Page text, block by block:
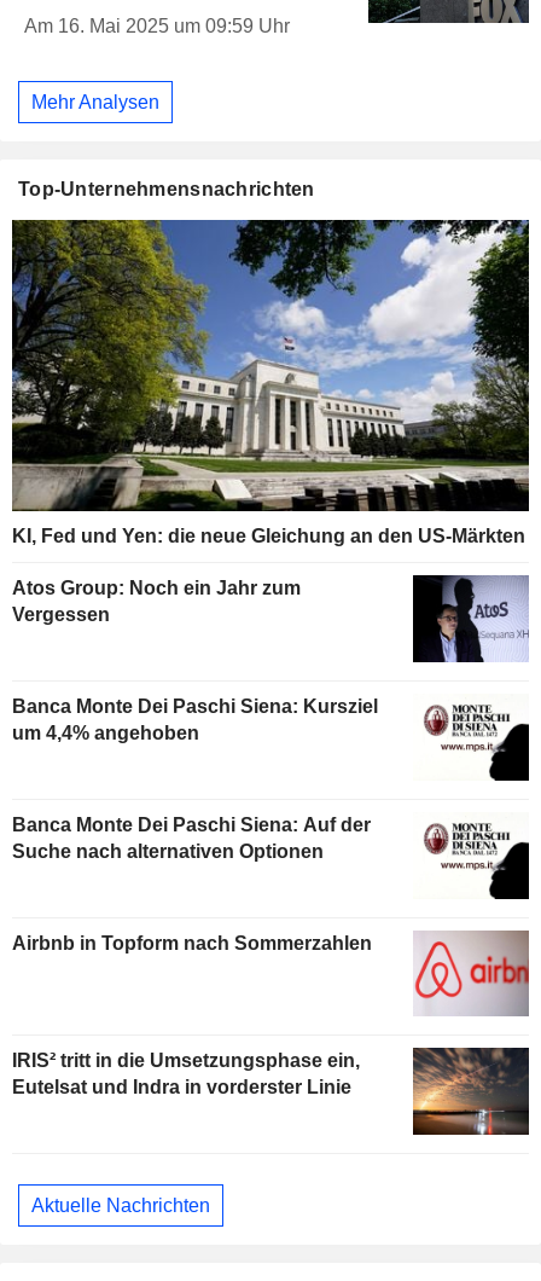
Am 16. Mai 2025 um 09:59 Uhr
Mehr Analysen
Top-Unternehmensnachrichten
KI, Fed und Yen: die neue Gleichung an den US-Märkten
Atos Group: Noch ein Jahr zum
Vergessen
Banca Monte Dei Paschi Siena: Kursziel
um 4,4% angehoben
Banca Monte Dei Paschi Siena: Auf der
Suche nach alternativen Optionen
Airbnb in Topform nach Sommerzahlen
IRIS² tritt in die Umsetzungsphase ein,
Eutelsat und Indra in vorderster Linie
Aktuelle Nachrichten